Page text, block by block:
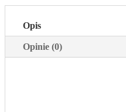
Opis
Opinie (0)